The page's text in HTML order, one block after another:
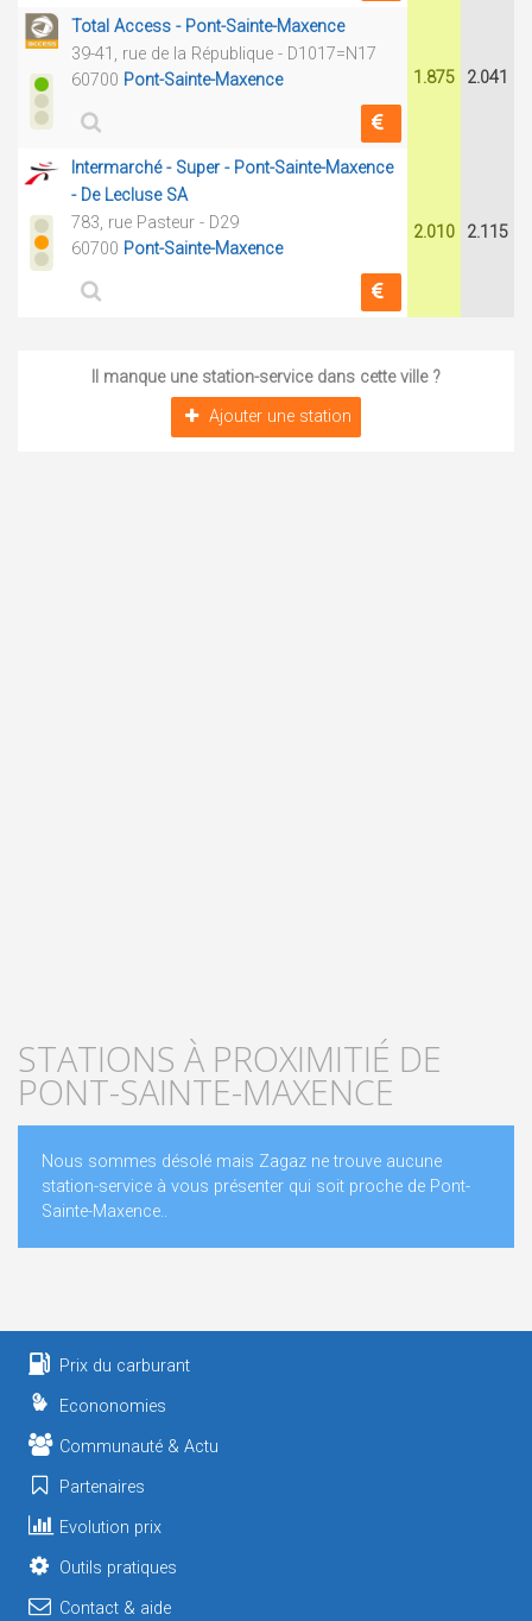
Total Access - Pont-Sainte-Maxence
39-41, rue de la République - D1017=N17
60700 Pont-Sainte-Maxence 1.875 2.041
Intermarché - Super - Pont-Sainte-Maxence
- De Lecluse SA
783, rue Pasteur - D29
60700 Pont-Sainte-Maxence
2.010 2.115
Il manque une station-service dans cette ville ?
Ajouter une station
STATIONS À PROXIMITIÉ DE
PONT-SAINTE-MAXENCE
Nous sommes désolé mais Zagaz ne trouve aucune
station-service à vous présenter qui soit proche de Pont-
Sainte-Maxence..
Prix du carburant
Econonomies
Communauté & Actu
Partenaires
Evolution prix
Outils pratiques
Contact & aide